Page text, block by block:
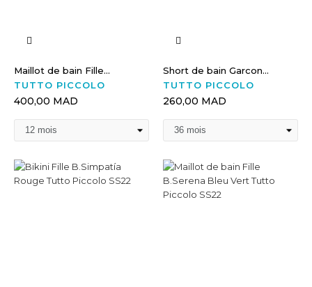
Maillot de bain Fille...
TUTTO PICCOLO
400,00 MAD
Short de bain Garcon...
TUTTO PICCOLO
260,00 MAD